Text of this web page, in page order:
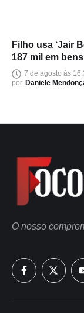
Filho usa ‘Jair
187 mil em bens
7 de agosto às
por Daniele
O nosso